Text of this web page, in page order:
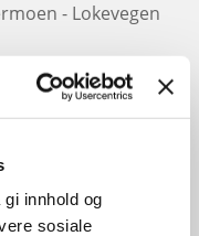
innhold og
sosiale
- Lokevegen